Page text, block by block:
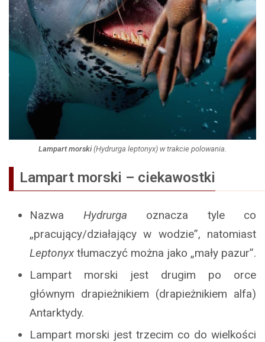
Lampart morski(Hydrurga leptonyx) w trakcie polowania.
Lampart morski – ciekawostki
Nazwa Hydrurga oznacza tyle co
„pracujący/działający w wodzie”, natomiast
Leptonyx tłumaczyć można jako „mały pazur”.
Lampart morski jest drugim po orce
głównym drapieżnikiem (drapieżnikiem alfa)
Antarktydy.
Lampart morski jest trzecim co do wielkości